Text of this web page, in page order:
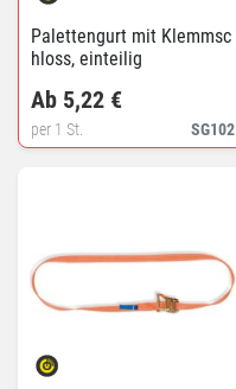
Palettengurt mit Klemmsc
hloss, einteilig
SG102
Ab 5,22 €
per 1 St.